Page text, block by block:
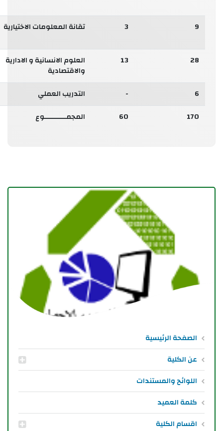
الصفحة الرئيسية
عن الكلية
اللوائح والمستندات
كلمة العميد
اقسام الكلية
9
3 تقانة المعلومات الاختيارية
28
13
العلوم الانسانية و الادارية
والاقتصادية
6
-
التدريب العملي
170
60 المجمـــــــــــوع